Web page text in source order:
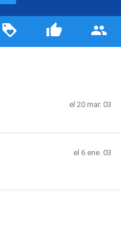
el 20 mar. 03
el 6 ene. 03